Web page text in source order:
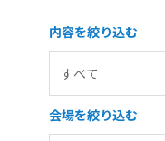
内容を絞り込む
会場を絞り込む